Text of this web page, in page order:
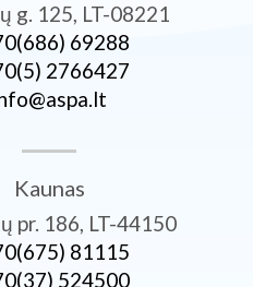
g. 125, LT-08221
69288
2766427
Kaunas
pr. 186, LT-44150
81115
524500